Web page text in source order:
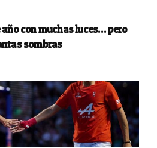
con muchas luces… pero
sombras